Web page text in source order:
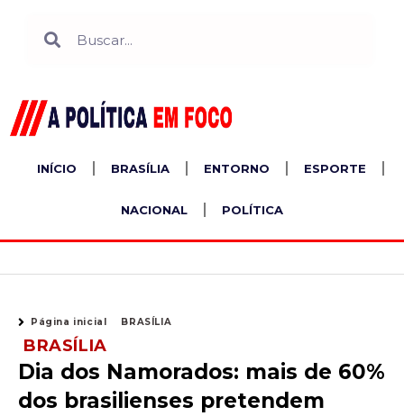
INÍCIO BRASÍLIA ENTORNO ESPORTE
NACIONAL POLÍTICA
Página inicial BRASÍLIA
BRASÍLIA
Dia dos Namorados: mais de 60%
dos brasilienses pretendem